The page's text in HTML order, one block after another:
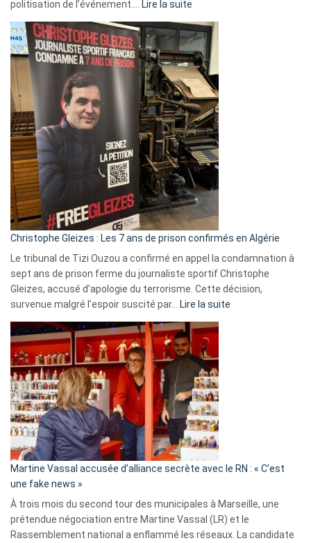
politisation de l’événement.… Lire la suite
Eurovision
2026
:
Pays-
Bas,
Espagne,
Irlande
et
Slovénie
rejettent
la
présence
d’Israël
Christophe Gleizes : Les 7 ans de prison confirmés en Algérie
Le tribunal de Tizi Ouzou a confirmé en appel la condamnation à
sept ans de prison ferme du journaliste sportif Christophe
Gleizes, accusé d’apologie du terrorisme. Cette décision,
survenue malgré l’espoir suscité par… Lire la suite
Algérie
Martine Vassal accusée d’alliance secrète avec le RN : « C’est
une fake news »
À trois mois du second tour des municipales à Marseille, une
prétendue négociation entre Martine Vassal (LR) et le
Rassemblement national a enflammé les réseaux. La candidate